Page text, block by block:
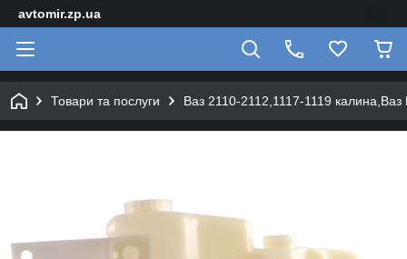
avtomir.zp.ua
Товари та послуги Ваз 2110-2112,1117-1119